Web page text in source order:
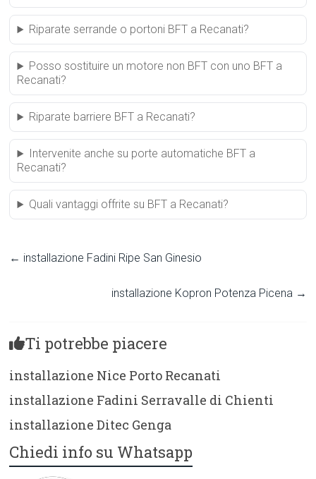
Riparate serrande o portoni BFT a Recanati?
Posso sostituire un motore non BFT con uno BFT a
Recanati?
Riparate barriere BFT a Recanati?
Intervenite anche su porte automatiche BFT a
Recanati?
Quali vantaggi offrite su BFT a Recanati?
← installazione Fadini Ripe San Ginesio
installazione Kopron Potenza Picena →
Ti potrebbe piacere
installazione Nice Porto Recanati
installazione Fadini Serravalle di Chienti
installazione Ditec Genga
Chiedi info su Whatsapp